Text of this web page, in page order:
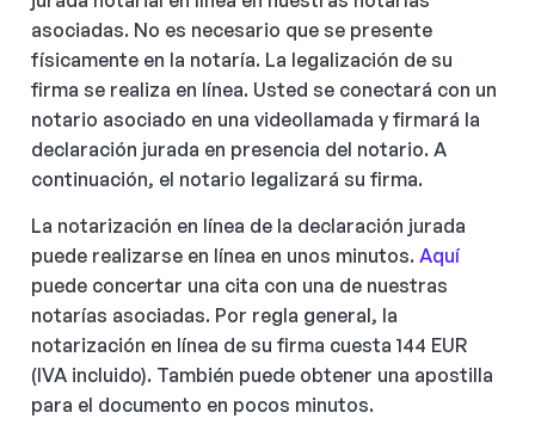
asociadas. No es necesario que se presente
físicamente en la notaría. La legalización de su
firma se realiza en línea. Usted se conectará con un
notario asociado en una videollamada y firmará la
declaración jurada en presencia del notario. A
continuación, el notario legalizará su firma.
La notarización en línea de la declaración jurada
puede realizarse en línea en unos minutos. Aquí
puede concertar una cita con una de nuestras
notarías asociadas. Por regla general, la
notarización en línea de su firma cuesta 144 EUR
(IVA incluido). También puede obtener una apostilla
para el documento en pocos minutos.